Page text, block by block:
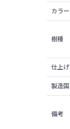
カラー
樹種
仕上げ
製造国
備考